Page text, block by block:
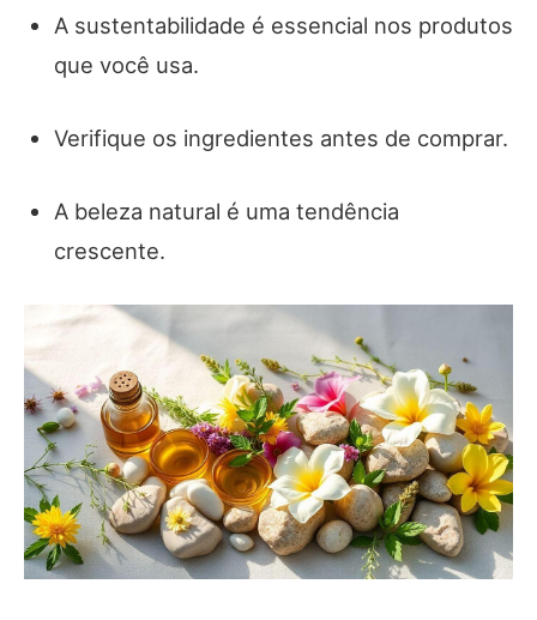
A sustentabilidade é essencial nos produtos
que você usa.
Verifique os ingredientes antes de comprar.
A beleza natural é uma tendência
crescente.